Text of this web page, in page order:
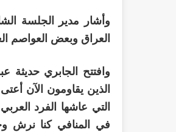
وأشار مدير الجلسة
العراق وبعض العواصم
وافتتح الجابري حديثة
الذين يقاومون الآن
التي عاشها الفرد
في المنافي كنا نرش